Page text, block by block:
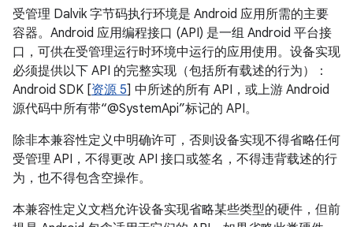
受管理 Dalvik 字节码执行环境是 Android 应用所需的主要
容器。Android 应用编程接口 (API) 是一组 Android 平台接
口，可供在受管理运行时环境中运行的应用使用。设备实现
必须提供以下 API 的完整实现（包括所有载述的行为）：
Android SDK [资源 5] 中所述的所有 API，或上游 Android
源代码中所有带“@SystemApi”标记的 API。
除非本兼容性定义中明确许可，否则设备实现不得省略任何
受管理 API，不得更改 API 接口或签名，不得违背载述的行
为，也不得包含空操作。
本兼容性定义文档允许设备实现省略某些类型的硬件，但前